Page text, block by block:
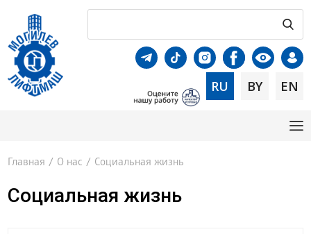
RU BY EN
Главная / О нас / Социальная жизнь
Социальная жизнь